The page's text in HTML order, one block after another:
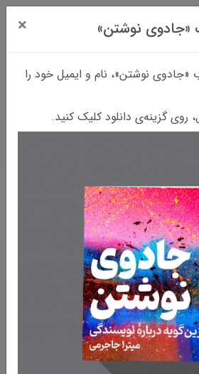
«جادوی نوشتن» ×
«جادوی نوشتن»، نام و ایمیل خود را
روی گزینه‌ی دانلود کلیک کنید.